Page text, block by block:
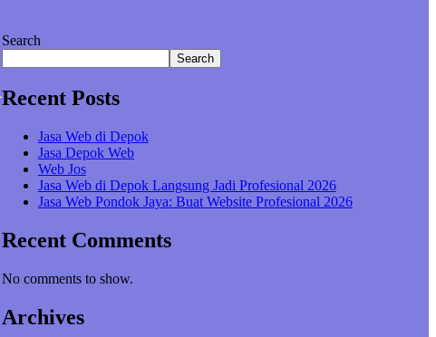
Search
Search
Recent Posts
Jasa Web di Depok
Jasa Depok Web
Web Jos
Jasa Web di Depok Langsung Jadi Profesional 2026
Jasa Web Pondok Jaya: Buat Website Profesional 2026
Recent Comments
No comments to show.
Archives